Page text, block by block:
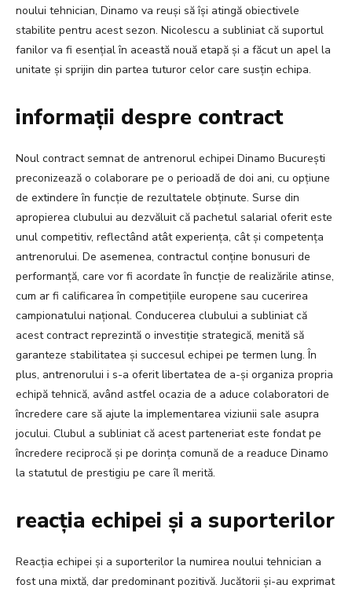
noului tehnician, Dinamo va reuși să își atingă obiectivele
stabilite pentru acest sezon. Nicolescu a subliniat că suportul
fanilor va fi esențial în această nouă etapă și a făcut un apel la
unitate și sprijin din partea tuturor celor care susțin echipa.
informații despre contract
Noul contract semnat de antrenorul echipei Dinamo București
preconizează o colaborare pe o perioadă de doi ani, cu opțiune
de extindere în funcție de rezultatele obținute. Surse din
apropierea clubului au dezvăluit că pachetul salarial oferit este
unul competitiv, reflectând atât experiența, cât și competența
antrenorului. De asemenea, contractul conține bonusuri de
performanță, care vor fi acordate în funcție de realizările atinse,
cum ar fi calificarea în competițiile europene sau cucerirea
campionatului național. Conducerea clubului a subliniat că
acest contract reprezintă o investiție strategică, menită să
garanteze stabilitatea și succesul echipei pe termen lung. În
plus, antrenorului i s-a oferit libertatea de a-și organiza propria
echipă tehnică, având astfel ocazia de a aduce colaboratori de
încredere care să ajute la implementarea viziunii sale asupra
jocului. Clubul a subliniat că acest parteneriat este fondat pe
încredere reciprocă și pe dorința comună de a readuce Dinamo
la statutul de prestigiu pe care îl merită.
reacția echipei și a suporterilor
Reacția echipei și a suporterilor la numirea noului tehnician a
fost una mixtă, dar predominant pozitivă. Jucătorii și-au exprimat